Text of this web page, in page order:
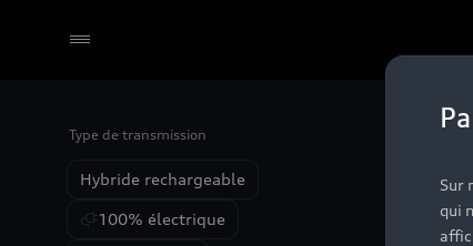
Sélectionner un Partenaire
Type de transmission
Hybride rechargeable
100% électrique
Sur
qui